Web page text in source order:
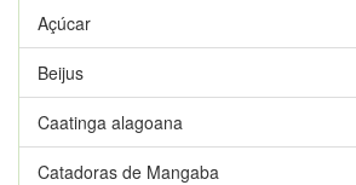
Açúcar
Beijus
Caatinga alagoana
Catadoras de Mangaba